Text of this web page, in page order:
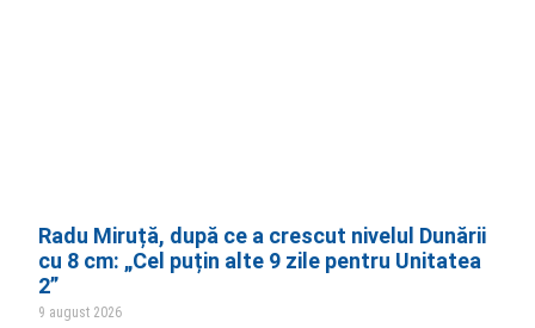
Radu Miruță, după ce a crescut nivelul Dunării
cu 8 cm: „Cel puțin alte 9 zile pentru Unitatea
2”
9 august 2026